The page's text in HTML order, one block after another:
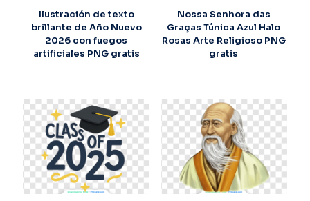
Ilustración de texto
brillante de Año Nuevo
2026 con fuegos
artificiales PNG gratis
Nossa Senhora das
Graças Túnica Azul Halo
Rosas Arte Religioso PNG
gratis